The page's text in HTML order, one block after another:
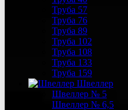
Труба 57
Труба 76
Труба 89
Труба 102
Труба 108
Труба 133
Труба 159
Швеллер
Швеллер № 5
Швеллер № 6,5